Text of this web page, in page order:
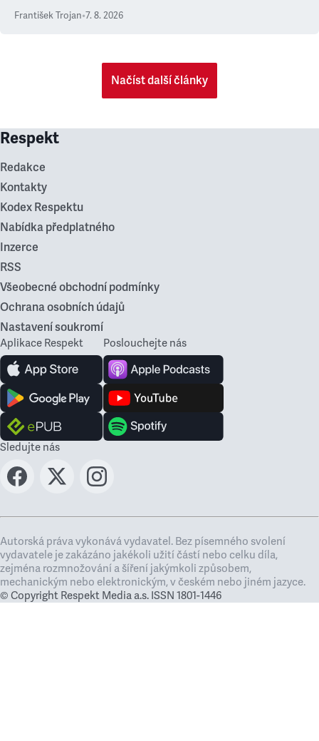
František Trojan•7. 8. 2026
Načíst další články
Respekt
Redakce
Kontakty
Kodex Respektu
Nabídka předplatného
Inzerce
RSS
Všeobecné obchodní podmínky
Ochrana osobních údajů
Nastavení soukromí
Aplikace Respekt Poslouchejte nás
Sledujte nás
Autorská práva vykonává vydavatel. Bez písemného svolení
vydavatele je zakázáno jakékoli užití částí nebo celku díla,
zejména rozmnožování a šíření jakýmkoli způsobem,
mechanickým nebo elektronickým, v českém nebo jiném jazyce.
© Copyright Respekt Media a.s. ISSN 1801-1446